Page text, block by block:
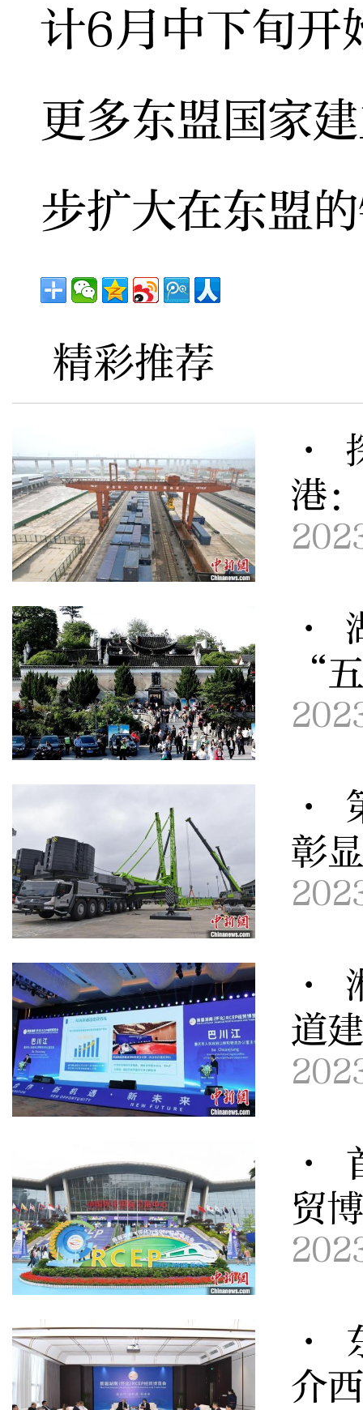
计6月中下旬
更多东盟国家
步扩大在东盟
精彩推荐
·
港
·
“
·
彰
·
道
·
贸
·
介